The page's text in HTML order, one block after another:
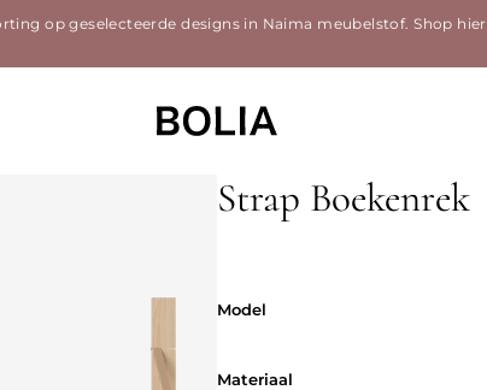
op geselecteerde designs in Naima meubelstof.Shop hier
Strap Boekenrek
Model
Materiaal